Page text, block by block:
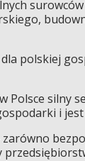
polskiej
Polsce silny
i